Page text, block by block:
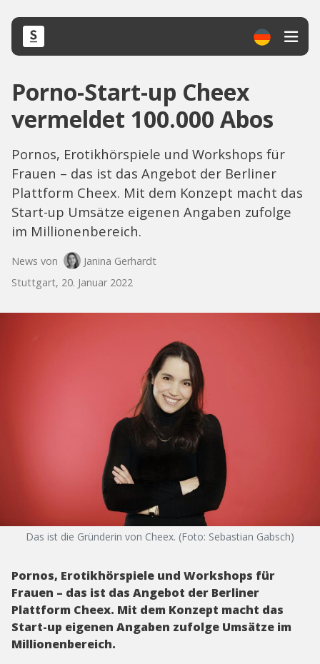
Porno-Start-up Cheex
vermeldet 100.000 Abos
Pornos, Erotikhörspiele und Workshops für
Frauen – das ist das Angebot der Berliner
Plattform Cheex. Mit dem Konzept macht das
Start-up Umsätze eigenen Angaben zufolge
im Millionenbereich.
News von
Janina Gerhardt
Stuttgart, 20. Januar 2022
Das ist die Gründerin von Cheex. (Foto: Sebastian Gabsch)
Pornos, Erotikhörspiele und Workshops für
Frauen – das ist das Angebot der Berliner
Plattform Cheex. Mit dem Konzept macht das
Start-up eigenen Angaben zufolge Umsätze im
Millionenbereich.